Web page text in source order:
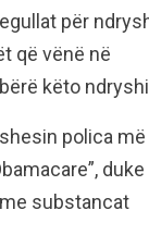
për
që vënë në
këto
polica
duke
substancat